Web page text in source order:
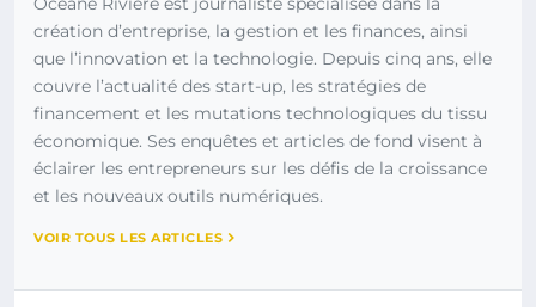
création d’entreprise, la gestion et les finances, ainsi
que l’innovation et la technologie. Depuis cinq ans, elle
couvre l’actualité des start-up, les stratégies de
financement et les mutations technologiques du tissu
économique. Ses enquêtes et articles de fond visent à
éclairer les entrepreneurs sur les défis de la croissance
et les nouveaux outils numériques.
VOIR TOUS LES ARTICLES